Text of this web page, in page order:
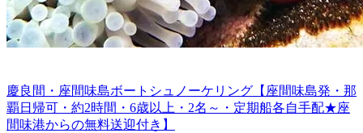
慶良間・座間味島ボートシュノーケリング【座間味島発・那
覇日帰可・約2時間・6歳以上・2名～・定期船各自手配★座
間味港からの無料送迎付き】